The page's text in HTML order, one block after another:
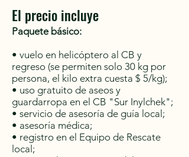
El precio incluye
Paquete básico:
• vuelo en helicóptero al CB y
regreso (se permiten solo 30 kg por
persona, el kilo extra cuesta $ 5/kg);
• uso gratuito de aseos y
guardarropa en el CB "Sur Inylchek";
• servicio de asesoría de guía local;
• asesoría médica;
• registro en el Equipo de Rescate
local;